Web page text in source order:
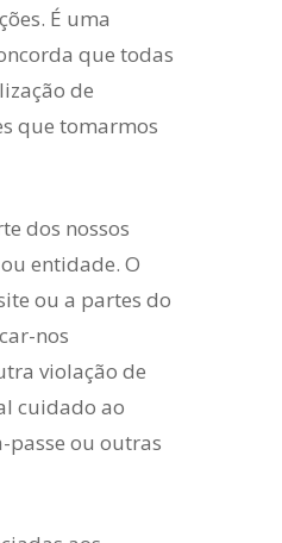
É uma
que todas
de
que tomarmos
dos nossos
entidade. O
ou a partes do
nos
violação de
cuidado ao
ou outras